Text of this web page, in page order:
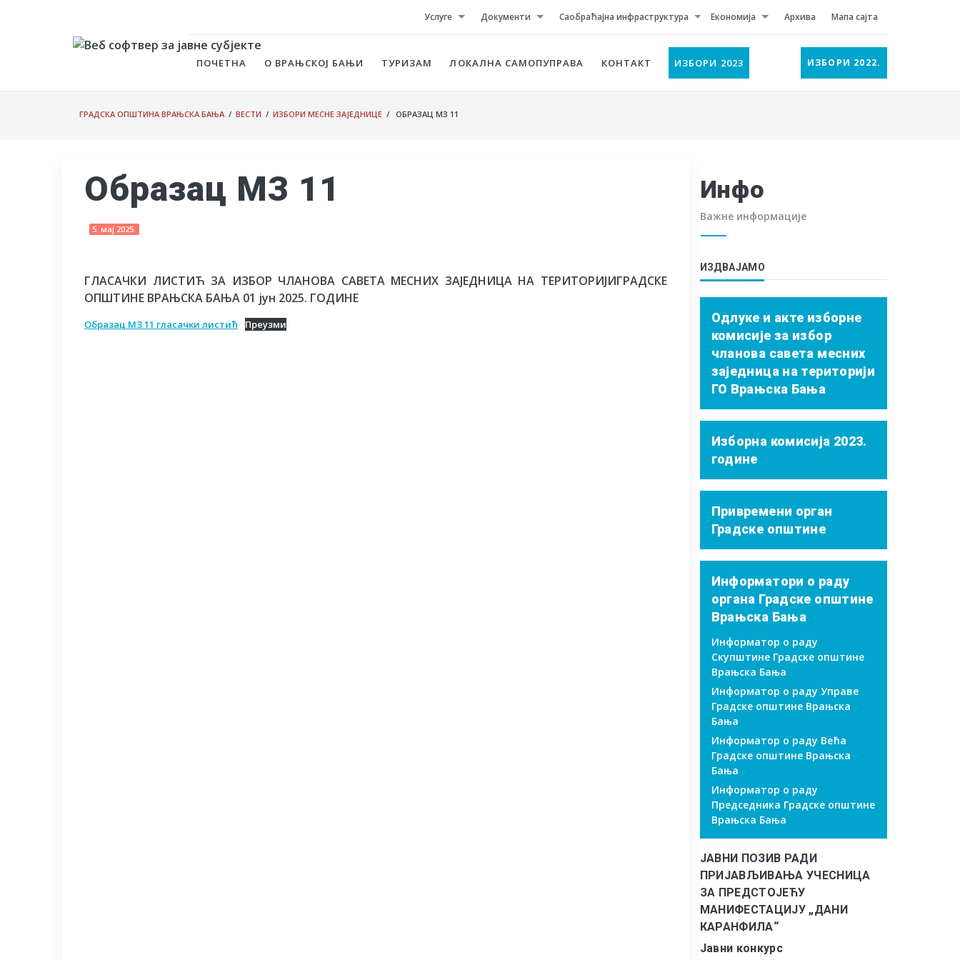
Услуге Документи Саобраћајна инфраструктура Економија Архива Мапа сајта
ПОЧЕТНА О ВРАЊСКОЈ БАЊИ ТУРИЗАМ ЛОКАЛНА САМОПУПРАВА КОНТАКТ ИЗБОРИ 2023 ИЗБОРИ 2022.
ГРАДСКА ОПШТИНА ВРАЊСКА БАЊА / ВЕСТИ / ИЗБОРИ МЕСНЕ ЗАЈЕДНИЦЕ / OБРАЗАЦ MЗ 11
Oбразац MЗ 11
5. мај 2025.
ГЛАСАЧКИ ЛИСТИЋ ЗА ИЗБОР ЧЛАНОВА САВЕТА МЕСНИХ ЗАЈЕДНИЦА НА ТЕРИТОРИЈИГРАДСКЕ
ОПШТИНЕ ВРАЊСКА БАЊА 01 јун 2025. ГОДИНЕ
Oбразац MЗ 11 гласачки листић Преузми
Инфо
Важне информације
ИЗДВАЈАМО
Одлуке и акте изборне
комисије за избор
чланова савета месних
заједница на територији
ГО Врањска Бања
Изборна комисија 2023.
године
Привремени орган
Градске општине
Информатори о раду
органа Градске општине
Врањска Бања
Информатор о раду
Скупштине Градске општине
Врањска Бања
Информатор о раду Управе
Градске општине Врањска
Бања
Информатор о раду Већа
Градске општине Врањска
Бања
Информатор о раду
Председника Градске општине
Врањска Бања
ЈАВНИ ПОЗИВ РАДИ
ПРИЈАВЉИВАЊА УЧЕСНИЦА
ЗА ПРЕДСТОЈЕЋУ
МАНИФЕСТАЦИЈУ „ДАНИ
КАРАНФИЛА“
Јавни конкурс